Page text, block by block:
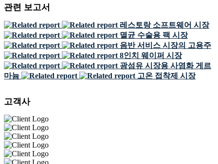
관련 보고서
레스토랑 소프트웨어 시장
멸균 수술용 팩 시장
음반 서비스 시장의 고용주
8인치 웨이퍼 시장
광섬유 시장용 사염화 게르
마늄
고온 접착제 시장
고객사